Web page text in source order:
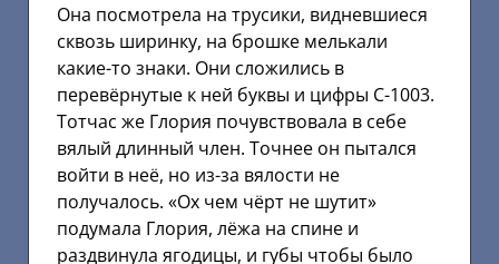
Она посмотрела на трусики, видневшиеся
сквозь ширинку, на брошке мелькали
какие-то знаки. Они сложились в
перевёрнутые к ней буквы и цифры С-1003.
Тотчас же Глория почувствовала в себе
вялый длинный член. Точнее он пытался
войти в неё, но из-за вялости не
получалось. «Ох чем чёрт не шутит»
подумала Глория, лёжа на спине и
раздвинула ягодицы, и губы чтобы было